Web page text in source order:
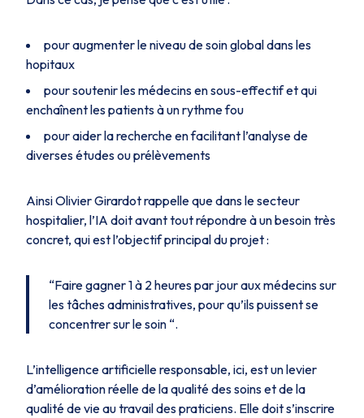
pour augmenter le niveau de soin global dans les
hopitaux
pour soutenir les médecins en sous-effectif et qui
enchaînent les patients à un rythme fou
pour aider la recherche en facilitant l’analyse de
diverses études ou prélèvements
Ainsi Olivier Girardot rappelle que dans le secteur
hospitalier, l’IA doit avant tout répondre à un besoin très
concret, qui est l’objectif principal du projet :
“Faire gagner 1 à 2 heures par jour aux médecins sur
les tâches administratives, pour qu’ils puissent se
concentrer sur le soin “.
L’intelligence artificielle responsable, ici, est un levier
d’amélioration réelle de la qualité des soins et de la
qualité de vie au travail des praticiens. Elle doit s’inscrire